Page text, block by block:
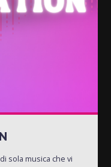
sola musica che vi